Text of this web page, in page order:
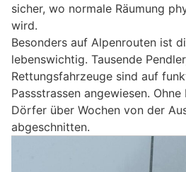
sicher, wo normale Räumung
wird.
Besonders auf Alpenrouten ist
lebenswichtig. Tausende
Rettungsfahrzeuge sind auf
Passstrassen angewiesen.
Dörfer über Wochen von der
abgeschnitten.